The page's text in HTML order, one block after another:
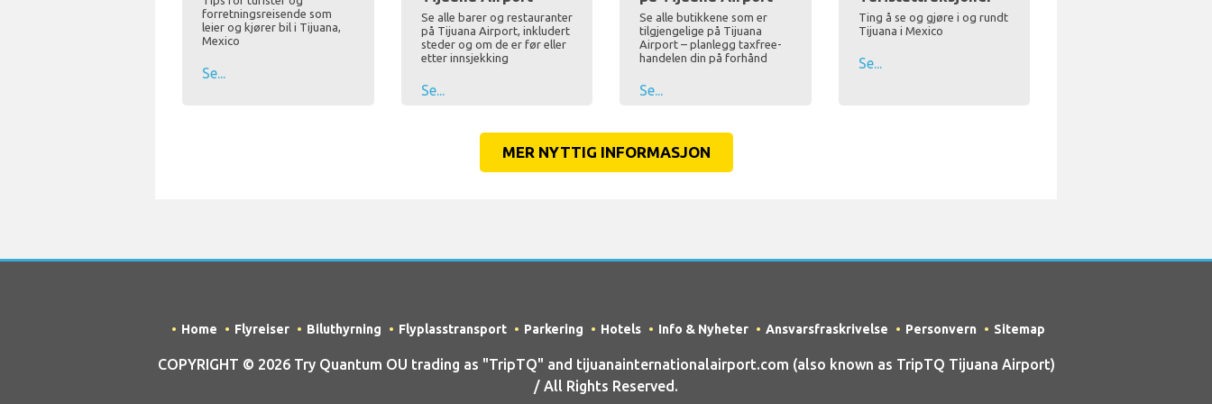
forretningsreisende som
leier og kjører bil i Tijuana,
Mexico
Se...
Se alle barer og restauranter
på Tijuana Airport, inkludert
steder og om de er før eller
etter innsjekking
Se...
Se alle butikkene som er
tilgjengelige på Tijuana
Airport – planlegg taxfree-
handelen din på forhånd
Se...
Ting å se og gjøre i og rundt
Tijuana i Mexico
Se...
MER NYTTIG INFORMASJON
Home Flyreiser Biluthyrning Flyplasstransport Parkering Hotels Info & Nyheter Ansvarsfraskrivelse Personvern Sitemap
COPYRIGHT © 2026 Try Quantum OU trading as "TripTQ" and tijuanainternationalairport.com (also known as TripTQ Tijuana Airport)
/ All Rights Reserved.